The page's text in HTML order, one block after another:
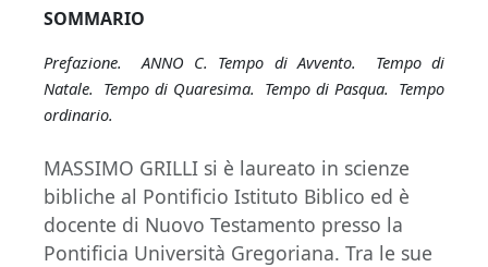
SOMMARIO
Prefazione. ANNO C. Tempo di Avvento. Tempo di
Natale. Tempo di Quaresima. Tempo di Pasqua. Tempo
ordinario.
MASSIMO GRILLI si è laureato in scienze
bibliche al Pontificio Istituto Biblico ed è
docente di Nuovo Testamento presso la
Pontificia Università Gregoriana. Tra le sue